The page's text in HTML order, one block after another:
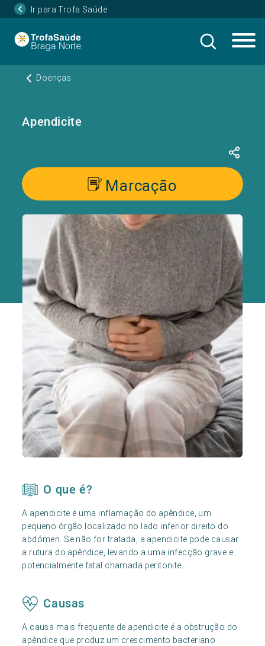
Ir para Trofa Saúde
Doenças
Apendicite
Marcação
O que é?
A apendicite é uma inflamação do apêndice, um
pequeno órgão localizado no lado inferior direito do
abdómen. Se não for tratada, a apendicite pode causar
a rutura do apêndice, levando a uma infecção grave e
potencialmente fatal chamada peritonite.
Causas
A causa mais frequente de apendicite é a obstrução do
apêndice que produz um crescimento bacteriano